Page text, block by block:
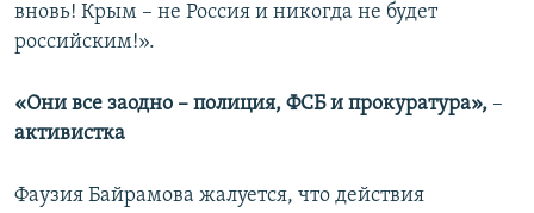
вновь! Крым – не Россия и никогда не будет
российским!».
«Они все заодно – полиция, ФСБ и прокуратура», –
активистка
Фаузия Байрамова жалуется, что действия